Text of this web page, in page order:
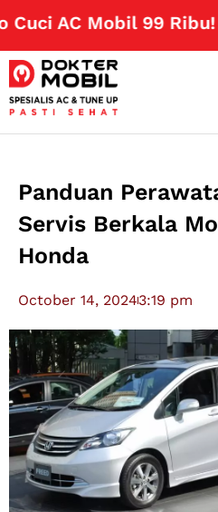
AC Mobil 99 Ribu!
Panduan
Servis Berkala
Honda
October 14, 20243:19 pm